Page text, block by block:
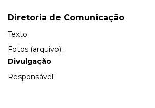
Diretoria de Comunicação
Texto:
Fotos (arquivo):
Divulgação
Responsável: